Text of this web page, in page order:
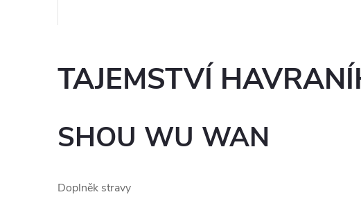
TAJEMSTVÍ
SHOU WU WAN
Doplněk stravy